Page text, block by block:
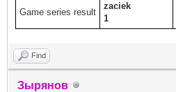
Game series result
zaciek
1
Find
Зырянов